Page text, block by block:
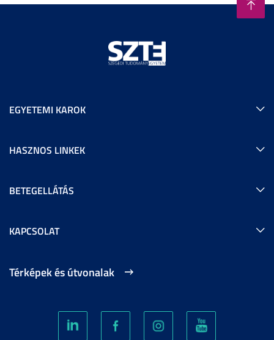
EGYETEMI KAROK
HASZNOS LINKEK
BETEGELLÁTÁS
KAPCSOLAT
Térképek és útvonalak